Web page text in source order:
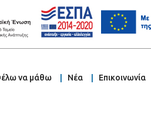
να μάθω Νέα Επικοινωνία